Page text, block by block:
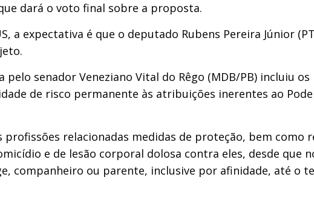
dará o voto final sobre a proposta.
a expectativa é que o deputado Rubens Pereira Júnior
pelo senador Veneziano Vital do Rêgo (MDB/PB) incluiu
de risco permanente às atribuições inerentes ao
relacionadas medidas de proteção, bem como
e de lesão corporal dolosa contra eles, desde que
companheiro ou parente, inclusive por afinidade, até o